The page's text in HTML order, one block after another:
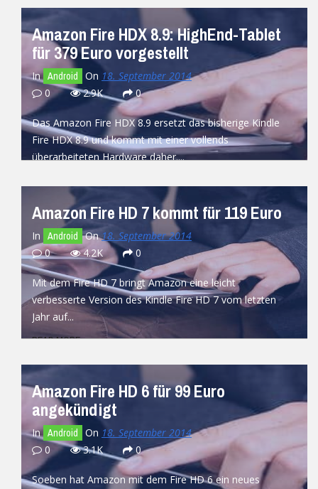
READ MORE
Amazon Fire HDX 8.9: HighEnd-Tablet
für 379 Euro vorgestellt
In Android On 18. September 2014
0
2.9K 0
Das Amazon Fire HDX 8.9 ersetzt das bisherige Kindle
Fire HDX 8.9 und kommt mit einer vollends
überarbeiteten Hardware daher....
Amazon Fire HD 7 kommt für 119 Euro
In Android On18. September 2014
0
4.2K 0
Mit dem Fire HD 7 bringt Amazon eine leicht
verbesserte Version des Kindle Fire HD 7 vom letzten
Jahr auf...
READ MORE
Amazon Fire HD 6 für 99 Euro
angekündigt
In Android On 18. September 2014
0
3.1K 0
Soeben hat Amazon mit dem Fire HD 6 ein neues